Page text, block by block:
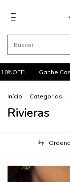
Ganhe Cashback
Início . Categorias .
Rivieras